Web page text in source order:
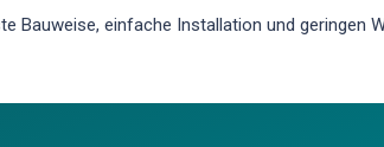
Bauweise, einfache Installation und